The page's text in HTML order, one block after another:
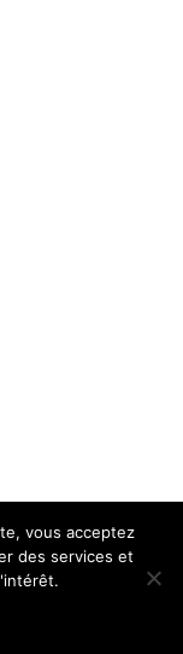
vous acceptez
des services et